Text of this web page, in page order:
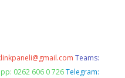
Teams:
0262 606 0 726 Telegram: